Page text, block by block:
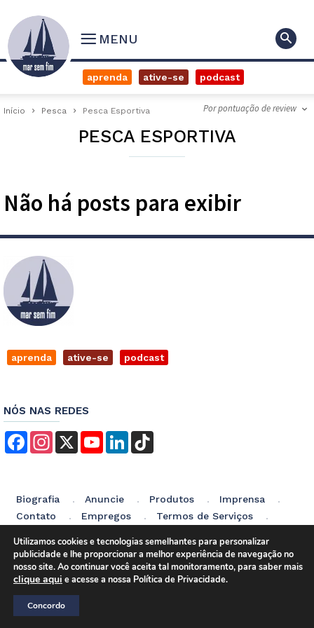
MENU
aprenda ative-se podcast
Início Pesca Pesca Esportiva Por pontuação de review
PESCA ESPORTIVA
Não há posts para exibir
aprenda ative-se podcast
NÓS NAS REDES
FacebookInstagram
X YouTubeLinkedIn
Biografia Anuncie Produtos
Imprensa
Contato
Empregos
Termos de Serviços
Utilizamos cookies e tecnologias semelhantes para personalizar
publicidade e lhe proporcionar a melhor experiência de navegação no
nosso site. Ao continuar você aceita tal monitoramento, para saber mais
clique aqui e acesse a nossa Política de Privacidade.
Concordo
Desenvolvido e Hospedado por